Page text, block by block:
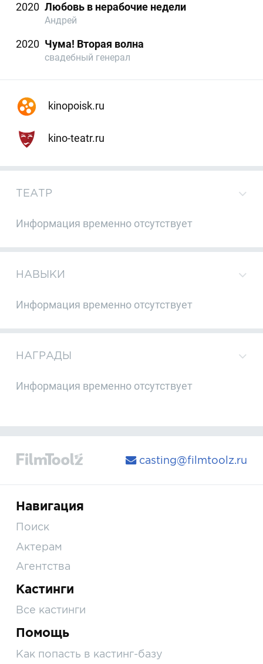
2020 Любовь в нерабочие недели
Андрей
2020 Чума! Вторая волна
свадебный генерал
kinopoisk.ru
kino-teatr.ru
ТЕАТР
Информация временно отсутствует
НАВЫКИ
Информация временно отсутствует
НАГРАДЫ
Информация временно отсутствует
casting@filmtoolz.ru
Навигация
Поиск
Актерам
Агентства
Кастинги
Все кастинги
Помощь
Как попасть в кастинг-базу